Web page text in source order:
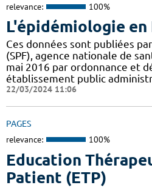
relevance: 100%
L'épidémiologie en
Ces données sont publiées
(SPF), agence nationale de
mai 2016 par ordonnance et
établissement public
22/03/2024 11:06
PAGES
relevance: 100%
Education
Patient (ETP)